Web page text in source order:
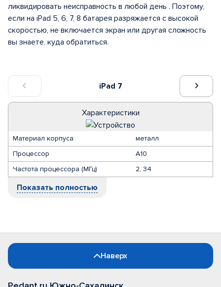
iPad 7
Характеристики
Материал корпуса
металл
Процессор
A10
Частота процессора (МГц)
2, 34
Показать полностью
ликвидировать неисправность в любой день . Поэтому,
если на iPad 5, 6, 7, 8 батарея разряжается с высокой
скоростью, не включается экран или другая сложность
вы знаете, куда обратиться.
Наверх